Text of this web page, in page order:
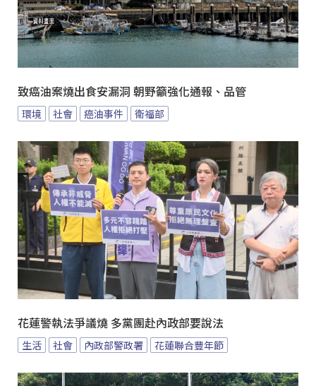
致癌油案燒出食安漏洞 朝野籲強化通報、品管
環境 社會 癌油事件 衛福部
花蓮警執法爭議燒 多黨團赴內政部要說法
生活 社會 內政部警政署 花蓮聯合豐年節